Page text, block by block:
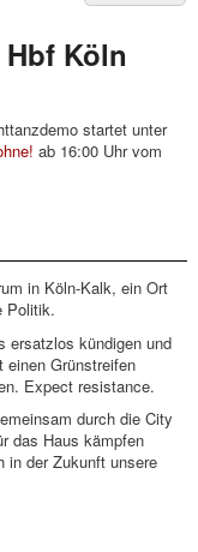
Köln
startet unter
ab 16:00 Uhr vom
in Köln-Kalk, ein Ort
Politik.
ersatzlos kündigen und
Grünstreifen
Expect resistance.
durch die City
das Haus kämpfen
in der Zukunft unsere